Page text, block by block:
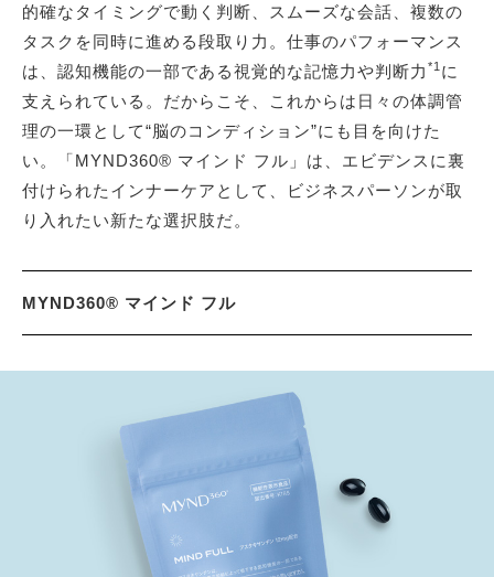
的確なタイミングで動く判断、スムーズな会話、複数の
タスクを同時に進める段取り力。仕事のパフォーマンス
は、認知機能の一部である視覚的な記憶力や判断力 *1 に
支えられている。だからこそ、これからは日々の体調管
理の一環として“脳のコンディション”にも目を向けた
い。「MYND360® マインド フル」は、エビデンスに裏
付けられたインナーケアとして、ビジネスパーソンが取
り入れたい新たな選択肢だ。
MYND360® マインド フル